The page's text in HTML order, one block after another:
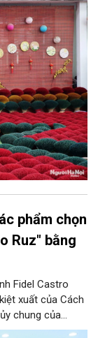
triển du lịch Hà
phẩm chọn
Ruz" bằng
Fidel Castro
xuất của Cách
chung của
5/8, tại Hà Nội,